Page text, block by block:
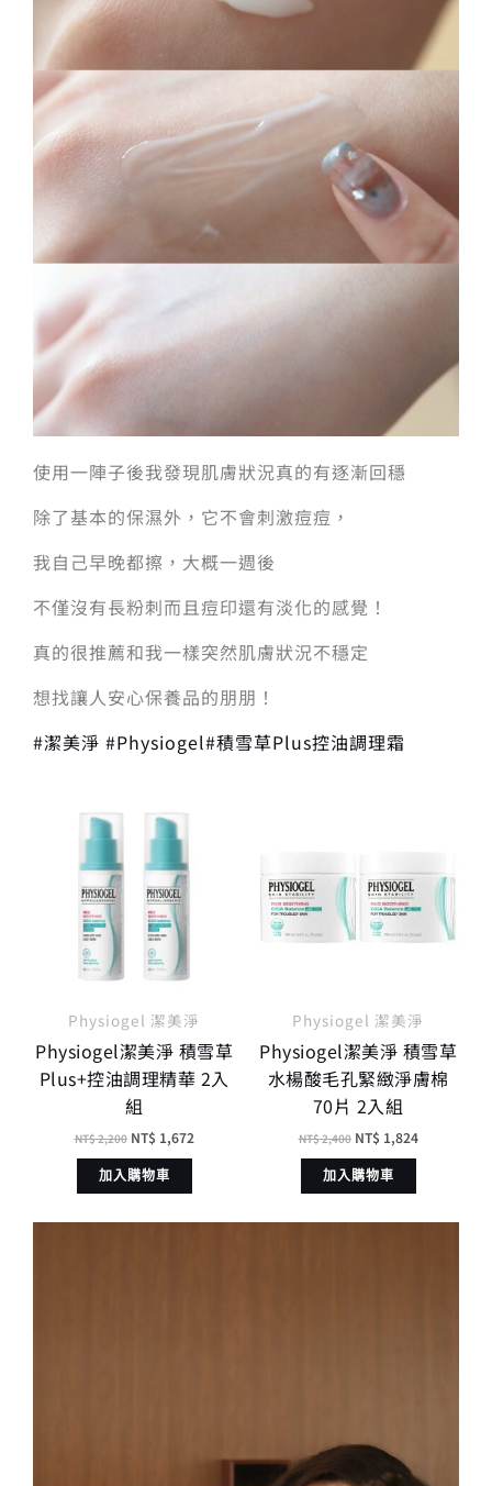
使用一陣子後我發現肌膚狀況真的有逐漸回穩
除了基本的保濕外，它不會刺激痘痘，
我自己早晚都擦，大概一週後
不僅沒有長粉刺而且痘印還有淡化的感覺！
真的很推薦和我一樣突然肌膚狀況不穩定
想找讓人安心保養品的朋朋！
#潔美淨 #Physiogel#積雪草Plus控油調理霜
Physiogel 潔美淨
Physiogel潔美淨 積雪草
Plus+控油調理精華 2入
組
NT$2,200
NT$ 2,200。
NT$ 1,672
加入購物車
Physiogel 潔美淨
Physiogel潔美淨 積雪草
水楊酸毛孔緊緻淨膚棉
70片 2入組
NT$2,400
NT$ 2,400。
NT$ 1,824
NT$ 1,824
加入購物車